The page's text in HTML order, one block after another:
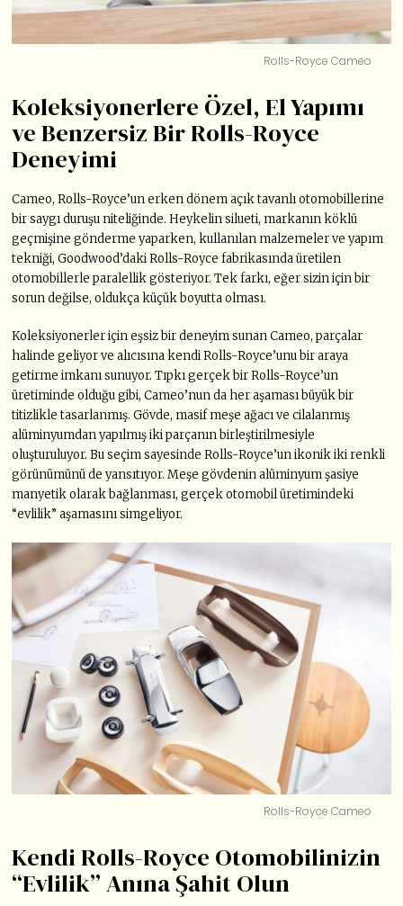
Rolls-Royce Cameo
Koleksiyonerlere Özel, El Yapımı
ve Benzersiz Bir Rolls-Royce
Deneyimi
Cameo, Rolls-Royce’un erken dönem açık tavanlı otomobillerine
bir saygı duruşu niteliğinde. Heykelin silueti, markanın köklü
geçmişine gönderme yaparken, kullanılan malzemeler ve yapım
tekniği, Goodwood’daki Rolls-Royce fabrikasında üretilen
otomobillerle paralellik gösteriyor. Tek farkı, eğer sizin için bir
sorun değilse, oldukça küçük boyutta olması.
Koleksiyonerler için eşsiz bir deneyim sunan Cameo, parçalar
halinde geliyor ve alıcısına kendi Rolls-Royce’unu bir araya
getirme imkanı sunuyor. Tıpkı gerçek bir Rolls-Royce’un
üretiminde olduğu gibi, Cameo’nun da her aşaması büyük bir
titizlikle tasarlanmış. Gövde, masif meşe ağacı ve cilalanmış
alüminyumdan yapılmış iki parçanın birleştirilmesiyle
oluşturuluyor. Bu seçim sayesinde Rolls-Royce’un ikonik iki renkli
görünümünü de yansıtıyor. Meşe gövdenin alüminyum şasiye
manyetik olarak bağlanması, gerçek otomobil üretimindeki
“evlilik” aşamasını simgeliyor.
Rolls-Royce Cameo
Kendi Rolls-Royce Otomobilinizin
“Evlilik” Anına Şahit Olun